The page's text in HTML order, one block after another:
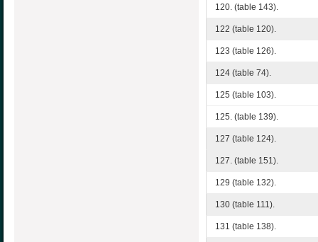
120. (table 143).
122 (table 120).
123 (table 126).
124 (table 74).
125 (table 103).
125. (table 139).
127 (table 124).
127. (table 151).
129 (table 132).
130 (table 111).
131 (table 138).